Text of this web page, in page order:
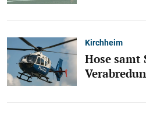
Kirchheim
Hose samt